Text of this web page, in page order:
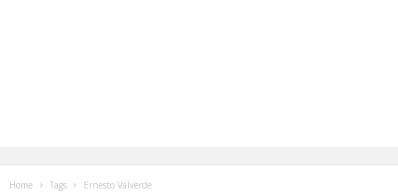
Home Tags Ernesto Valverde